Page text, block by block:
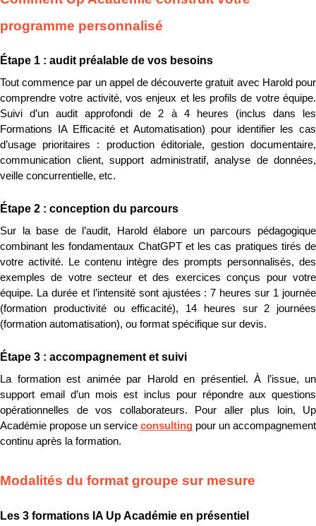
programme personnalisé
Étape 1 : audit préalable de vos besoins
Tout commence par un appel de découverte gratuit avec Harold pour
comprendre votre activité, vos enjeux et les profils de votre équipe.
Suivi d’un audit approfondi de 2 à 4 heures (inclus dans les
Formations IA Efficacité et Automatisation) pour identifier les cas
d’usage prioritaires : production éditoriale, gestion documentaire,
communication client, support administratif, analyse de données,
veille concurrentielle, etc.
Étape 2 : conception du parcours
Sur la base de l’audit, Harold élabore un parcours pédagogique
combinant les fondamentaux ChatGPT et les cas pratiques tirés de
votre activité. Le contenu intègre des prompts personnalisés, des
exemples de votre secteur et des exercices conçus pour votre
équipe. La durée et l’intensité sont ajustées : 7 heures sur 1 journée
(formation productivité ou efficacité), 14 heures sur 2 journées
(formation automatisation), ou format spécifique sur devis.
Étape 3 : accompagnement et suivi
La formation est animée par Harold en présentiel. À l’issue, un
support email d’un mois est inclus pour répondre aux questions
opérationnelles de vos collaborateurs. Pour aller plus loin, Up
Académie propose un service consulting pour un accompagnement
continu après la formation.
Modalités du format groupe sur mesure
Les 3 formations IA Up Académie en présentiel